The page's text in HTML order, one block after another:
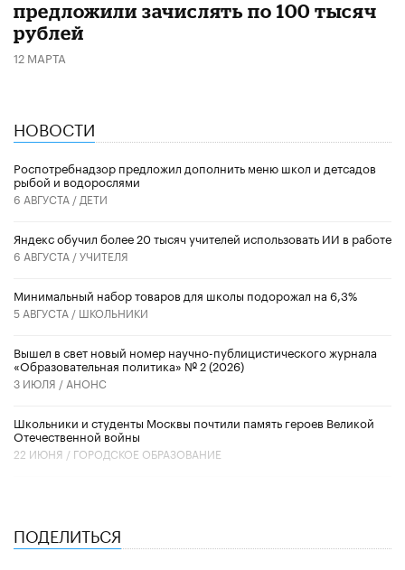
предложили зачислять по 100 тысяч
рублей
12 МАРТА
НОВОСТИ
Роспотребнадзор предложил дополнить меню школ и детсадов
рыбой и водорослями
6 АВГУСТА / ДЕТИ
​Яндекс обучил более 20 тысяч учителей использовать ИИ в работе
6 АВГУСТА /УЧИТЕЛЯ
Минимальный набор товаров для школы подорожал на 6,3%
5 АВГУСТА / ШКОЛЬНИКИ
Вышел в свет новый номер научно-публицистического журнала
«Образовательная политика» № 2 (2026)
3 ИЮЛЯ / АНОНС
Школьники и студенты Москвы почтили память героев Великой
Отечественной войны
22 ИЮНЯ / ГОРОДСКОЕ ОБРАЗОВАНИЕ
ПОДЕЛИТЬСЯ